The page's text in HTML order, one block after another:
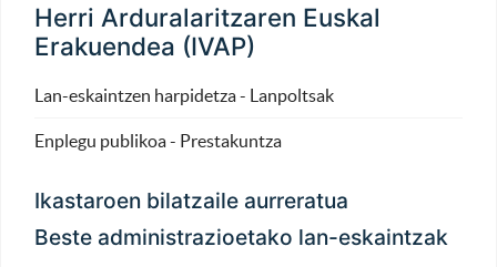
Herri Arduralaritzaren Euskal
Erakuendea (IVAP)
Lan-eskaintzen harpidetza - Lanpoltsak
Enplegu publikoa - Prestakuntza
Ikastaroen bilatzaile aurreratua
Beste administrazioetako lan-eskaintzak